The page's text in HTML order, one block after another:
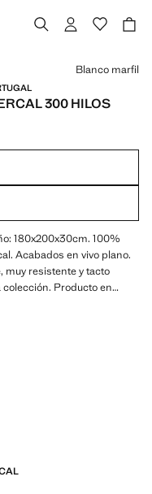
300 HILOS
Blanco marfil
180x200x30cm. 100%
Acabados en vivo plano.
muy resistente y tacto
Producto en